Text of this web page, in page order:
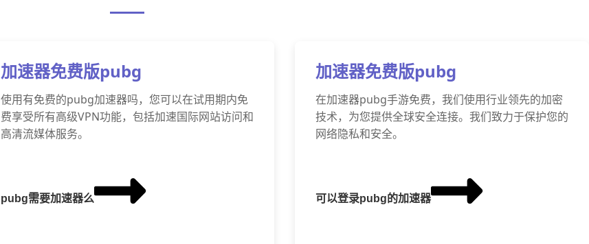
加速器免费版pubg
使用有免费的pubg加速器吗，您可以在试用期内免
费享受所有高级VPN功能，包括加速国际网站访问和
高清流媒体服务。
pubg需要加速器么
加速器免费版pubg
在加速器pubg手游免费，我们使用行业领先的加密
技术，为您提供全球安全连接。我们致力于保护您的
网络隐私和安全。
可以登录pubg的加速器